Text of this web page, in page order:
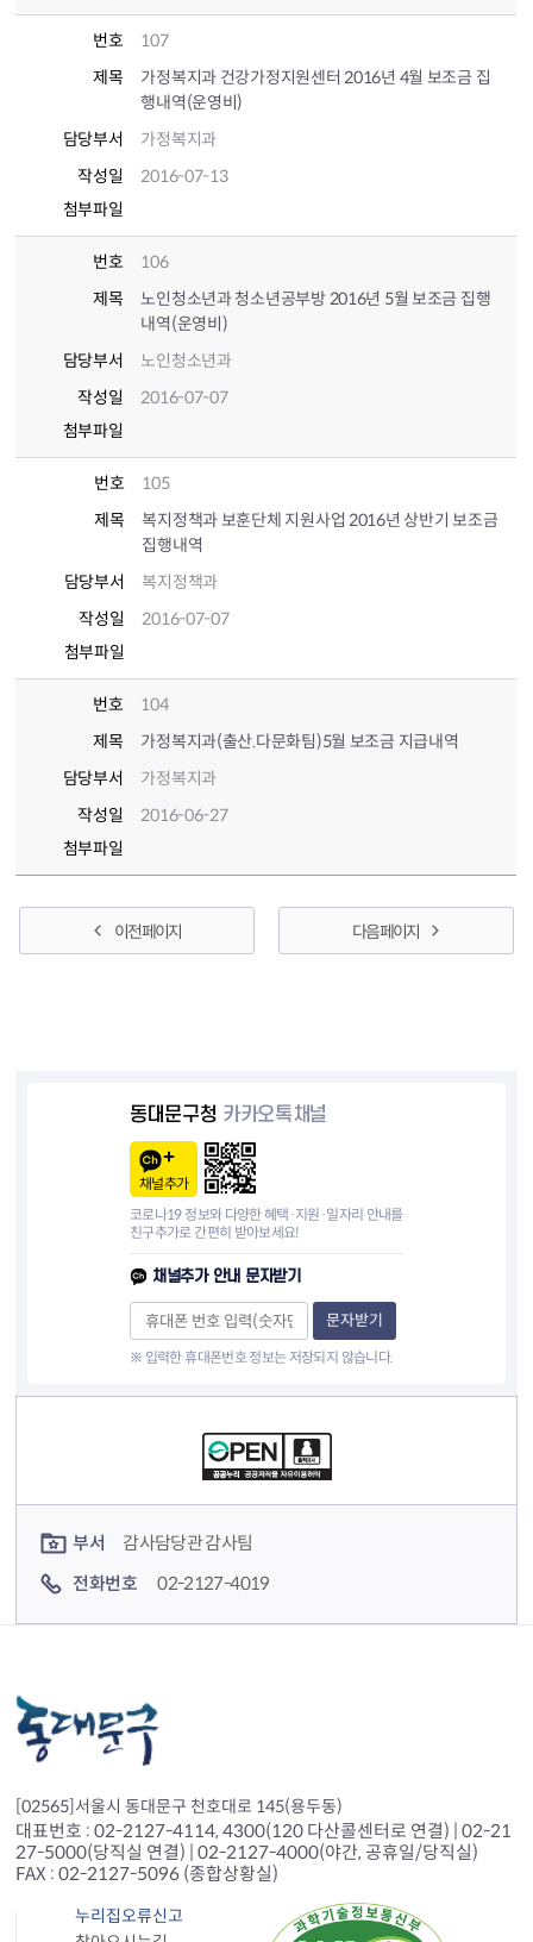
번호
107
제목
가정복지과 건강가정지원센터 2016년 4월 보조금 집
행내역(운영비)
담당부서
가정복지과
작성일
2016-07-13
첨부파일
번호
106
제목
노인청소년과 청소년공부방 2016년 5월 보조금 집행
내역(운영비)
담당부서
노인청소년과
작성일
2016-07-07
첨부파일
번호
105
제목
복지정책과 보훈단체 지원사업 2016년 상반기 보조금
집행내역
담당부서
복지정책과
작성일
2016-07-07
첨부파일
번호
104
제목
가정복지과(출산.다문화팀)5월 보조금 지급내역
담당부서
가정복지과
작성일
2016-06-27
첨부파일
이전 페이지 다음 페이지
동대문구청 카카오톡채널
채널추가
코로나19 정보와 다양한 혜택·지원·일자리 안내를
친구추가로 간편히 받아보세요!
채널추가 안내 문자받기
문자받기
※ 입력한 휴대폰번호 정보는 저장되지 않습니다.
부서
감사담당관 감사팀
전화번호
02-2127-4019
[02565]서울시 동대문구 천호대로 145(용두동)
대표번호 : 02-2127-4114, 4300(120 다산콜센터로 연결) | 02-21
27-5000(당직실 연결) | 02-2127-4000(야간, 공휴일/당직실)
FAX : 02-2127-5096 (종합상황실)
누리집오류신고